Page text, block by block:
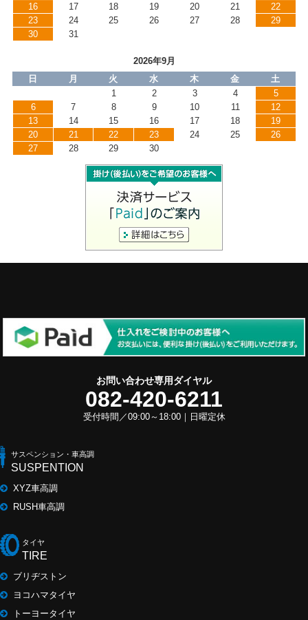
16
17 18 19 20 21
22
23
24 25 26 27 28
29
30
31
2026年9月
日
月 火 水 木 金
土
1
2 3 4
5
6
7 8 9 10 11
12
13
14 15 16 17 18
19
20
21 22 23 24 25
26
27
28 29 30
お問い合わせ専用ダイヤル
082-420-6211
受付時間／09:00～18:00｜日曜定休
サスペンション・車高調
SUSPENTION
XYZ車高調
RUSH車高調
タイヤ
TIRE
ブリヂストン
ヨコハマタイヤ
トーヨータイヤ